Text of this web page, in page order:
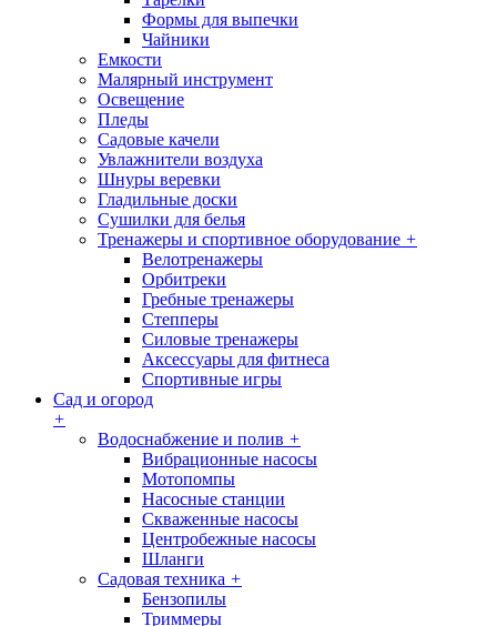
Формы для выпечки
Чайники
Емкости
Малярный инструмент
Освещение
Пледы
Садовые качели
Увлажнители воздуха
Шнуры веревки
Гладильные доски
Сушилки для белья
Тренажеры и спортивное оборудование +
Велотренажеры
Орбитреки
Гребные тренажеры
Степперы
Силовые тренажеры
Аксессуары для фитнеса
Спортивные игры
Сад и огород
+
Водоснабжение и полив +
Вибрационные насосы
Мотопомпы
Насосные станции
Скваженные насосы
Центробежные насосы
Шланги
Садовая техника +
Бензопилы
Триммеры